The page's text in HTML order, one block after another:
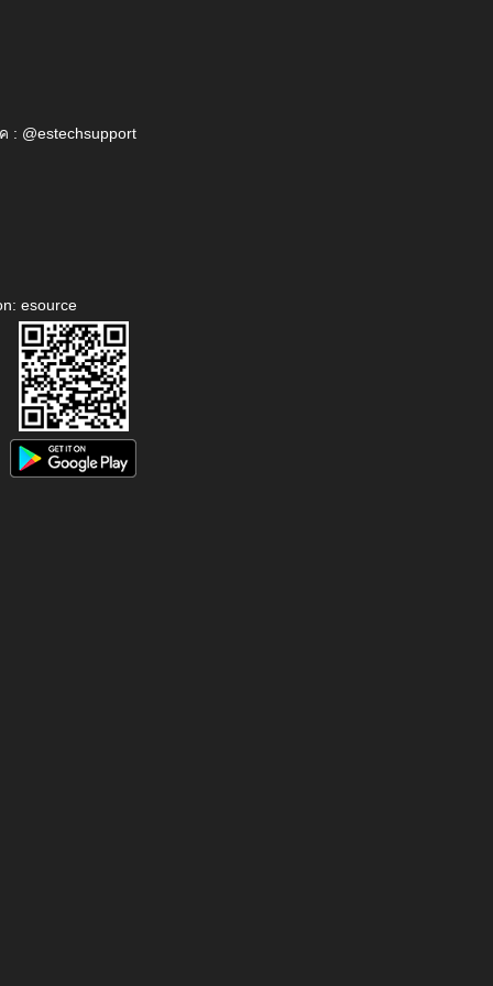
: @estechsupport
esource